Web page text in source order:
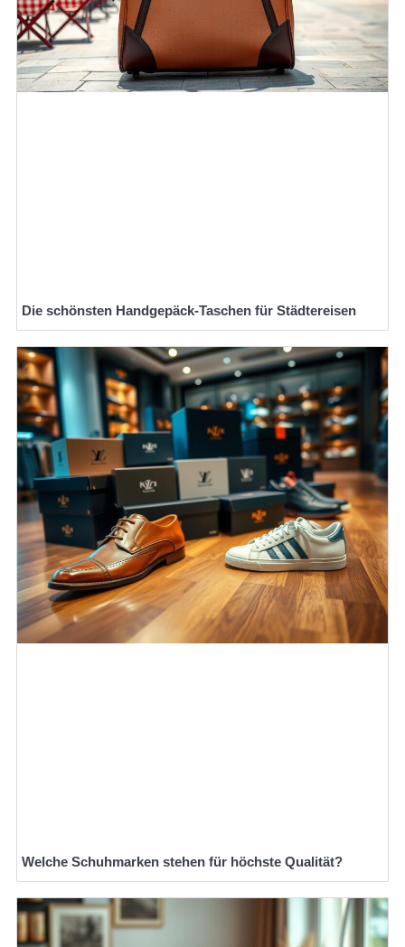
Die schönsten Handgepäck-Taschen für Städtereisen
Welche Schuhmarken stehen für höchste Qualität?